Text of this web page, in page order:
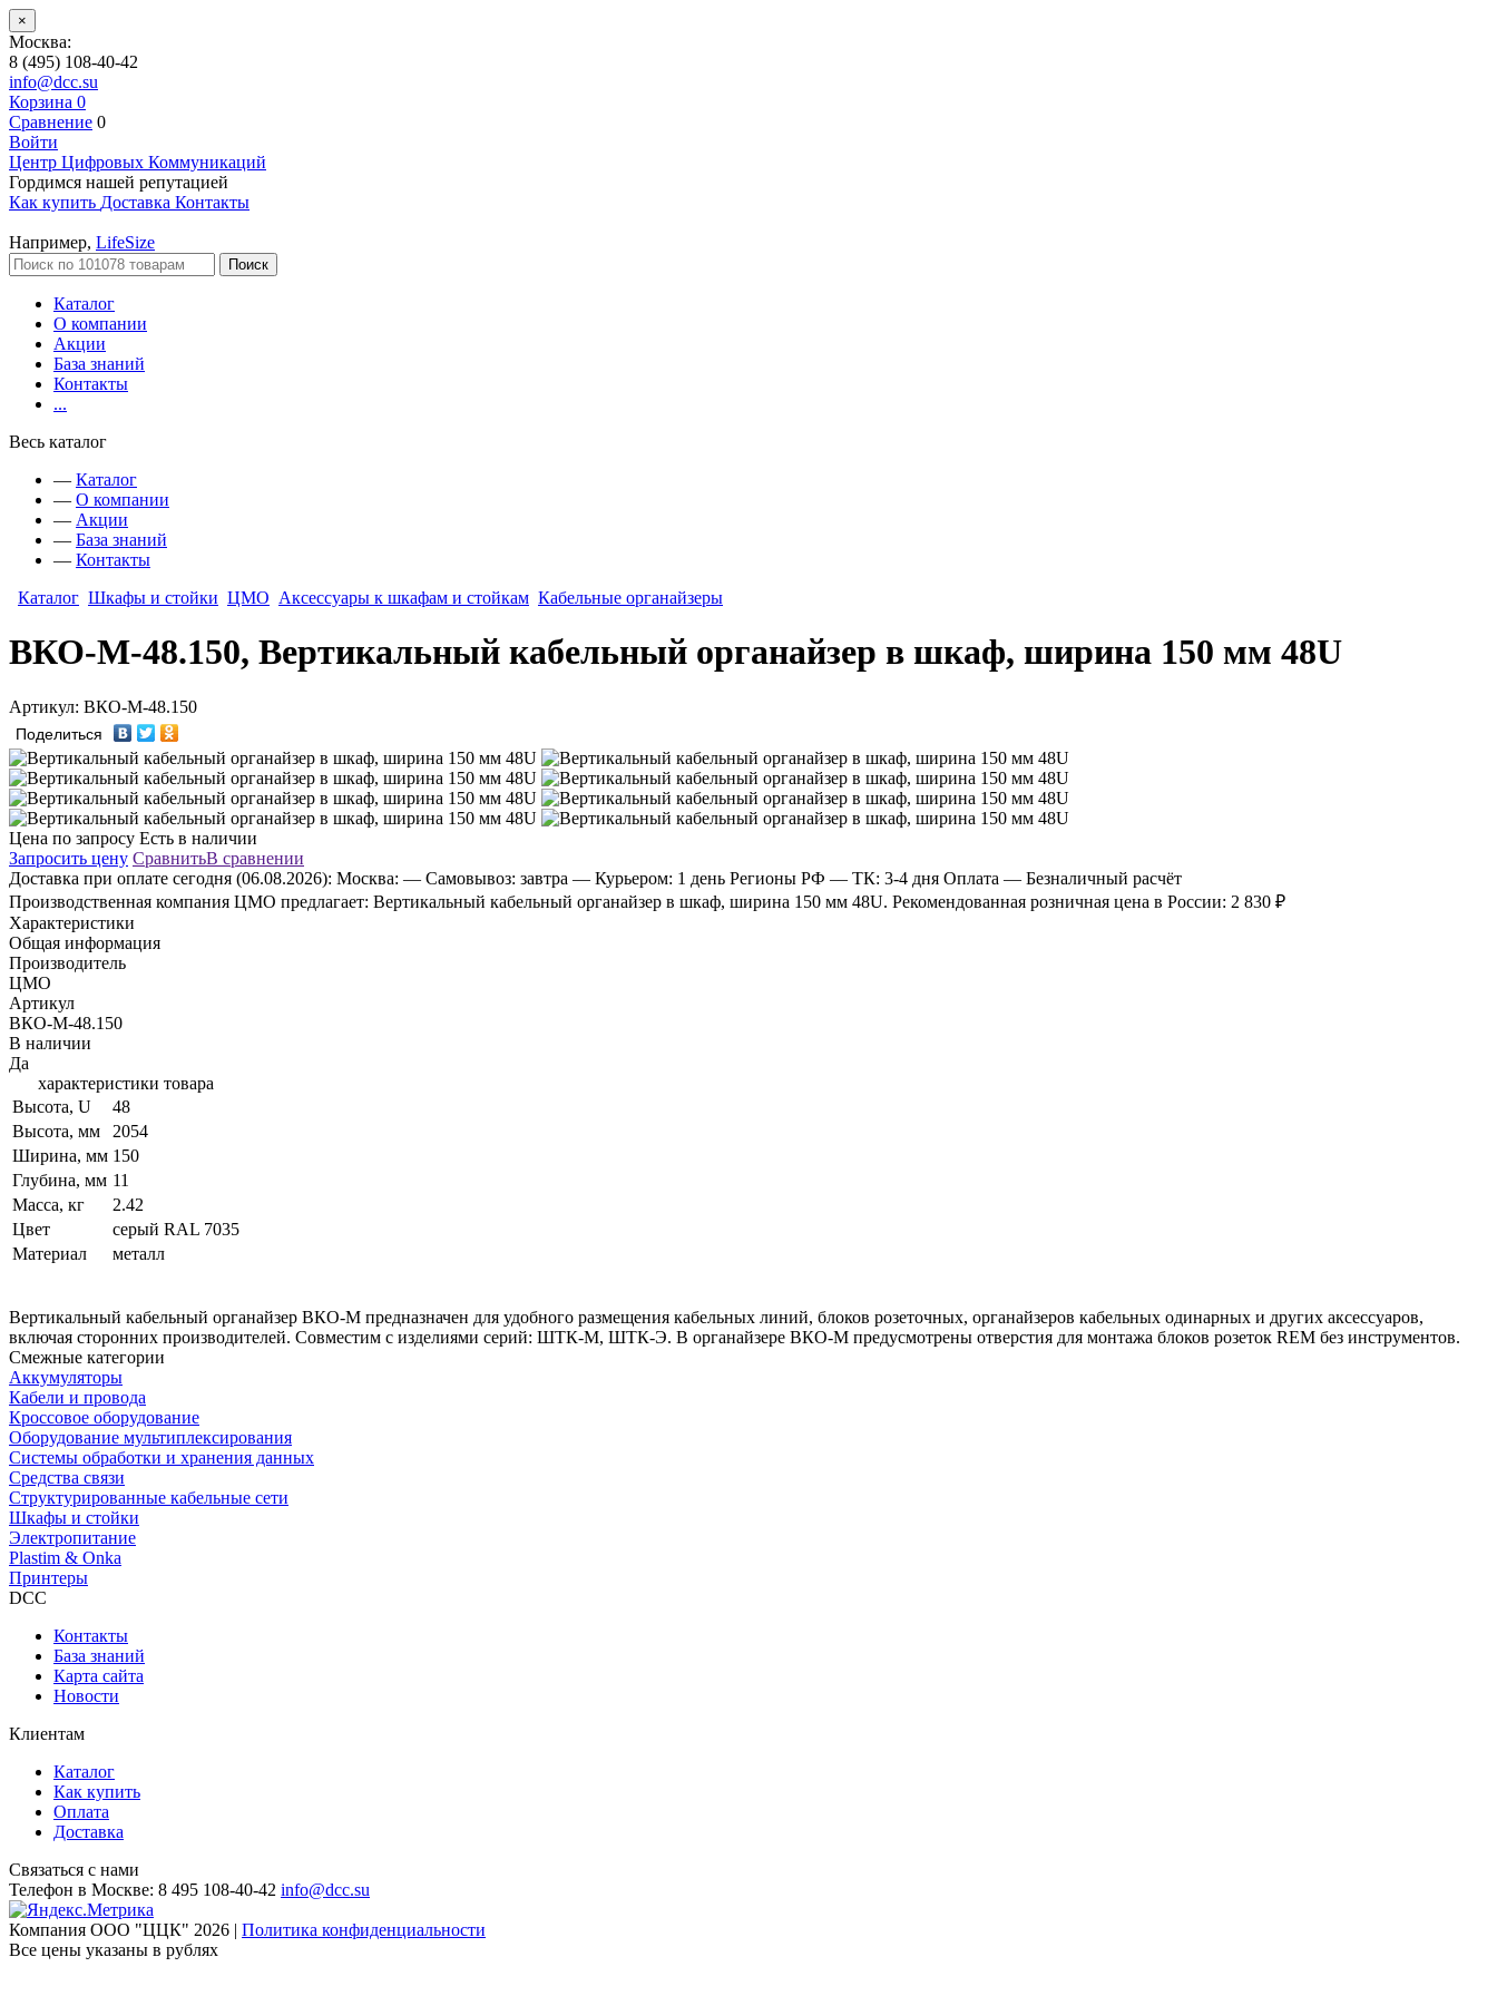
×
Москва:
8 (495) 108-40-42
info@dcc.su
Корзина 0
Сравнение 0
Войти
Центр Цифровых Коммуникаций
Гордимся нашей репутацией
Как купить Доставка Контакты
Например, LifeSize
Поиск
Каталог
О компании
Акции
База знаний
Контакты
...
Весь каталог
— Каталог
— О компании
— Акции
— База знаний
— Контакты
Каталог Шкафы и стойки ЦМО Аксессуары к шкафам и стойкам Кабельные органайзеры
ВКО-М-48.150, Вертикальный кабельный органайзер в шкаф, ширина 150 мм 48U
Артикул: ВКО-М-48.150
Поделиться
Цена по запросу Есть в наличии
Запросить цену СравнитьВ сравнении
Доставка при оплате сегодня (06.08.2026): Москва: — Самовывоз: завтра — Курьером: 1 день Регионы РФ — ТК: 3-4 дня Оплата — Безналичный расчёт
Производственная компания ЦМО предлагает: Вертикальный кабельный органайзер в шкаф, ширина 150 мм 48U. Рекомендованная розничная цена в России: 2 830 ₽
Характеристики
Общая информация
Производитель
ЦМО
Артикул
ВКО-М-48.150
В наличии
Да
характеристики товара
Высота, U
48
Высота, мм
2054
Ширина, мм 150
Глубина, мм 11
Масса, кг
2.42
Цвет
серый RAL 7035
Материал
металл
Вертикальный кабельный органайзер ВКО-М предназначен для удобного размещения кабельных линий, блоков розеточных, органайзеров кабельных одинарных и других аксессуаров,
включая сторонних производителей. Совместим с изделиями серий: ШТК-М, ШТК-Э. В органайзере ВКО-М предусмотрены отверстия для монтажа блоков розеток REM без инструментов.
Смежные категории
Аккумуляторы
Кабели и провода
Кроссовое оборудование
Оборудование мультиплексирования
Системы обработки и хранения данных
Средства связи
Структурированные кабельные сети
Шкафы и стойки
Электропитание
Plastim & Onka
Принтеры
DCC
Контакты
База знаний
Карта сайта
Новости
Клиентам
Каталог
Как купить
Оплата
Доставка
Связаться с нами
Телефон в Москве: 8 495 108-40-42 info@dcc.su
Компания ООО "ЦЦК" 2026 | Политика конфиденциальности
Все цены указаны в рублях